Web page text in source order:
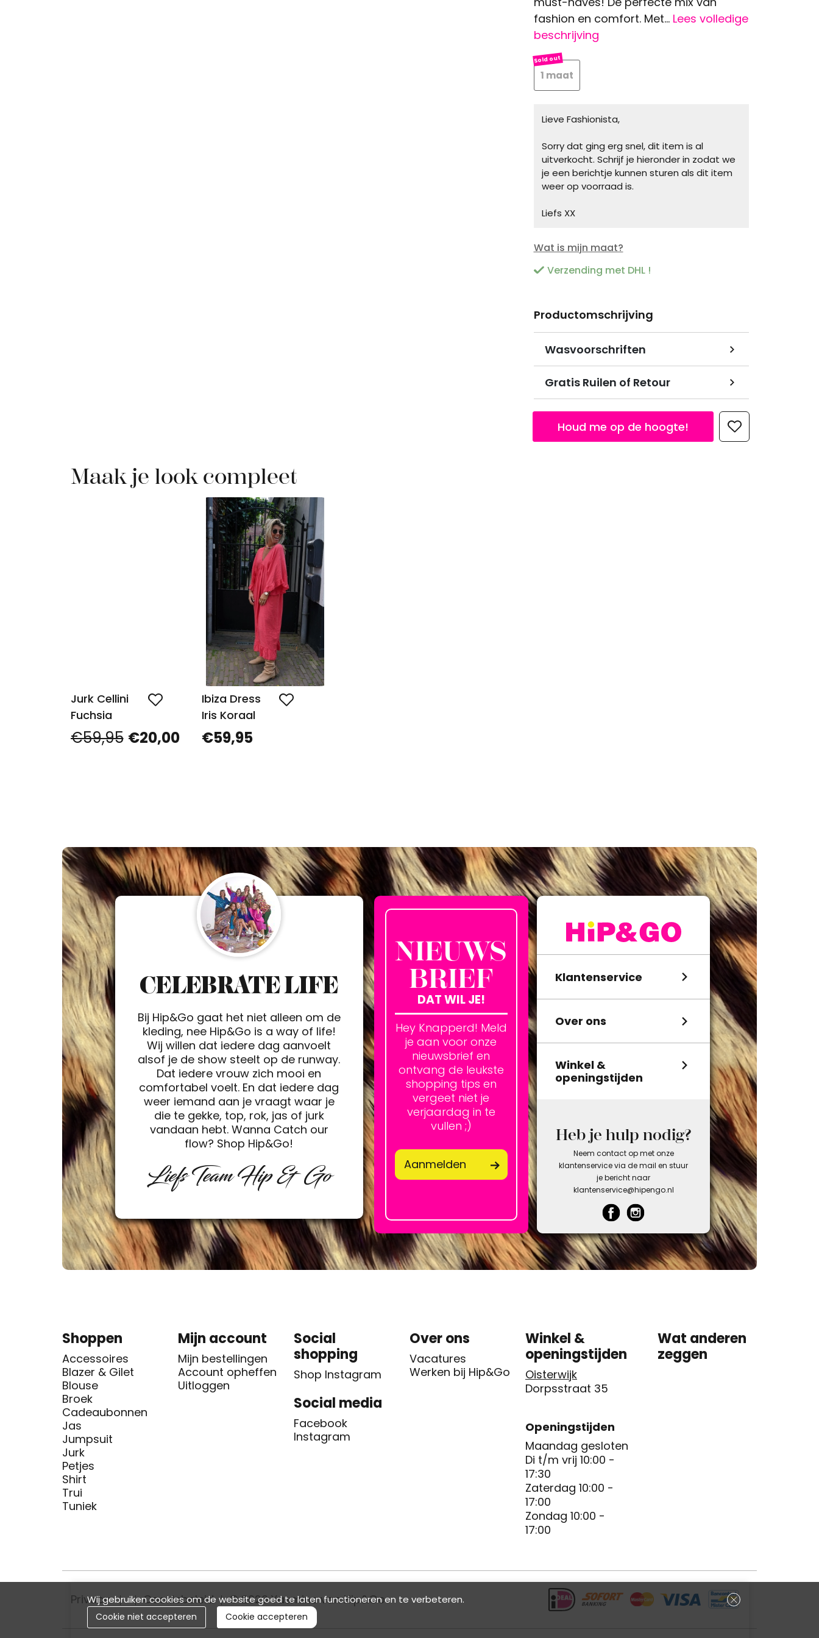
fashion en comfort. Met... Lees volledige
beschrijving
1 maat
Lieve Fashionista,
Sorry dat ging erg snel, dit item is al
uitverkocht. Schrijf je hieronder in zodat we
je een berichtje kunnen sturen als dit item
weer op voorraad is.
Liefs XX
Wat is mijn maat?
Verzending met DHL !
Productomschrijving
Wasvoorschriften
Gratis Ruilen of Retour
Houd me op de hoogte!
Maak je look compleet
Jurk Cellini
Fuchsia
€59,95 €20,00
Ibiza Dress
Iris Koraal
€59,95
CELEBRATE LIFE
Bij Hip&Go gaat het niet alleen om de
kleding, nee Hip&Go is a way of life!
Wij willen dat iedere dag aanvoelt
alsof je de show steelt op de runway.
Dat iedere vrouw zich mooi en
comfortabel voelt. En dat iedere dag
weer iemand aan je vraagt waar je
die te gekke, top, rok, jas of jurk
vandaan hebt. Wanna Catch our
flow? Shop Hip&Go!
Liefs Team Hip & Go
NIEUWS
BRIEF
DAT WIL JE!
Hey Knapperd! Meld
je aan voor onze
nieuwsbrief en
ontvang de leukste
shopping tips en
vergeet niet je
verjaardag in te
vullen ;)
Aanmelden
Klantenservice
Over ons
Winkel &
openingstijden
Heb je hulp nodig?
Neem contact op met onze
klantenservice via de mail en stuur
je bericht naar
klantenservice@hipengo.nl
Shoppen
Accessoires
Blazer & Gilet
Blouse
Broek
Cadeaubonnen
Jas
Jumpsuit
Jurk
Petjes
Shirt
Trui
Tuniek
Mijn account
Mijn bestellingen
Account opheffen
Uitloggen
Social
shopping
Shop Instagram
Social media
Facebook
Instagram
Over ons
Vacatures
Werken bij Hip&Go
Winkel &
openingstijden
Oisterwijk
Dorpsstraat 35
Openingstijden
Maandag gesloten
Di t/m vrij 10:00 -
17:30
Zaterdag 10:00 -
17:00
Zondag 10:00 -
17:00
Wat anderen
zeggen
Privacy Cookiebeleid © 2026 Yasmine van Hip&Go
Wij gebruiken cookies om de website goed te laten functioneren en te verbeteren.